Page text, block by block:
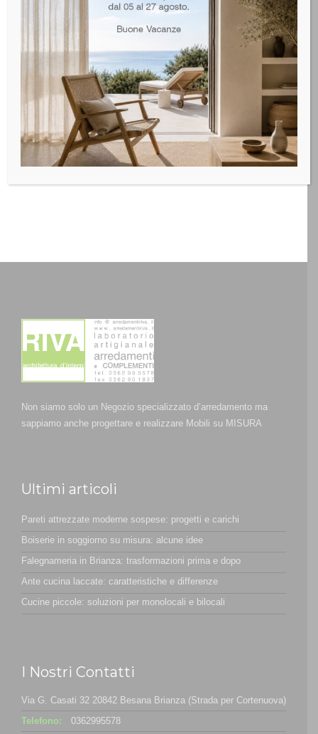
Riva architettura propone questo letto della collezione
Aida, ha una luce led integrata alla testiera e un pannello
in eco-pelle, rendendolo più scenografico e affascinante.
La linea luminosa riprende l’inserto orizzontale del
comodino, mentre l’inserto verticale del comò è
decorativo e sottolinea la suddivisione dei cassetti; i
doppi cassetti sulla lunghezza permette di organizzare
meglio il contenuto a proprio piacere.
Non siamo solo un Negozio specializzato d’arredamento ma
sappiamo anche progettare e realizzare Mobili su MISURA
Ultimi articoli
Pareti attrezzate moderne sospese: progetti e carichi
Boiserie in soggiorno su misura: alcune idee
Falegnameria in Brianza: trasformazioni prima e dopo
Ante cucina laccate: caratteristiche e differenze
Cucine piccole: soluzioni per monolocali e bilocali
I Nostri Contatti
Via G. Casati 32 20842 Besana Brianza (Strada per Cortenuova)
Telefono:
0362995578